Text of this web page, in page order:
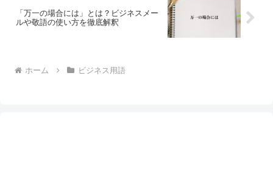
「万一の場合には」とは？ビジネスメー
ルや敬語の使い方を徹底解釈
ホーム ビジネス用語